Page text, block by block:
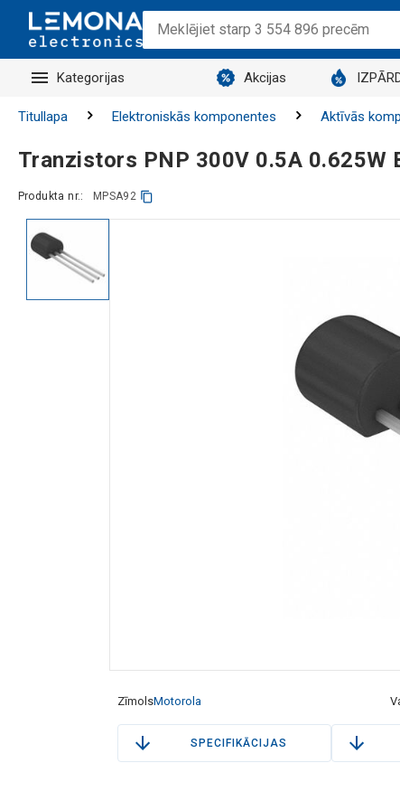
Kategorijas Akcijas
Titullapa Elektroniskās komponentes Aktīvās
Tranzistors PNP 300V 0.5A 0.625W
Produkta nr.: MPSA92
ZīmolsMotorola
SPECIFIKĀCIJAS